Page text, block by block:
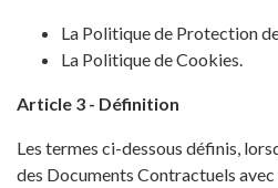
La Politique de Protection
La Politique de Cookies.
Article 3 - Définition
Les termes ci-dessous définis,
des Documents Contractuels avec